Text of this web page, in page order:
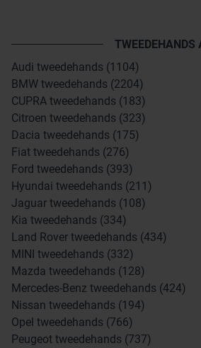
TWEEDEHANDS
Audi tweedehands (1104)
BMW tweedehands (2204)
CUPRA tweedehands (183)
Citroen tweedehands (323)
Dacia tweedehands (175)
Fiat tweedehands (276)
Ford tweedehands (393)
Hyundai tweedehands (211)
Jaguar tweedehands (108)
Kia tweedehands (334)
Land Rover tweedehands (434)
MINI tweedehands (332)
Mazda tweedehands (128)
Mercedes-Benz tweedehands (424)
Nissan tweedehands (194)
Opel tweedehands (766)
Peugeot tweedehands (737)